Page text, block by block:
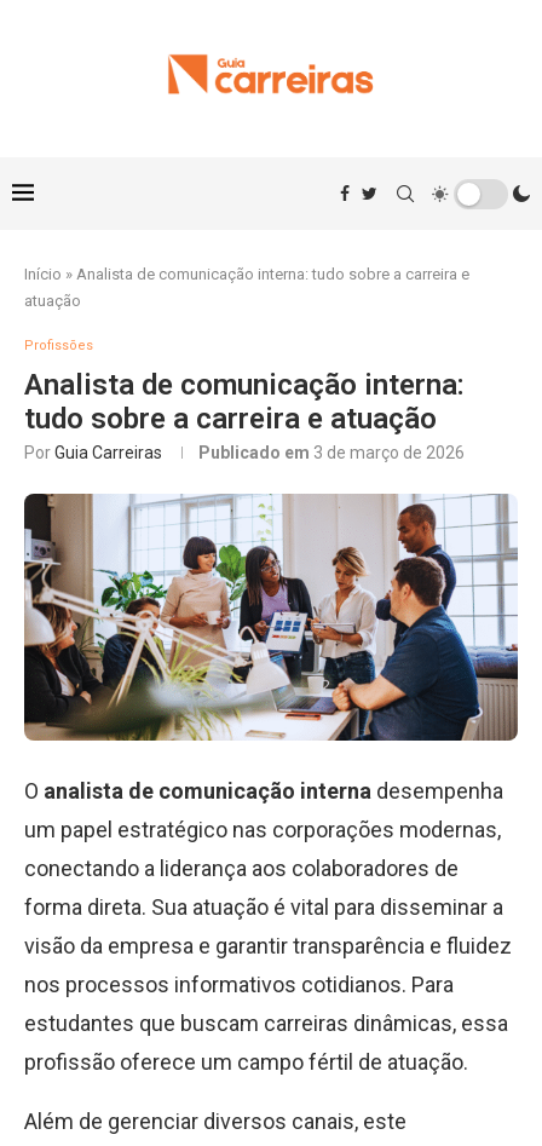
Início » Analista de comunicação interna: tudo sobre a carreira e
atuação
Profissões
Analista de comunicação interna:
tudo sobre a carreira e atuação
PorGuia Carreiras Publicado em 3 de março de 2026
O analista de comunicação interna desempenha
um papel estratégico nas corporações modernas,
conectando a liderança aos colaboradores de
forma direta. Sua atuação é vital para disseminar a
visão da empresa e garantir transparência e fluidez
nos processos informativos cotidianos. Para
estudantes que buscam carreiras dinâmicas, essa
profissão oferece um campo fértil de atuação.
Além de gerenciar diversos canais, este